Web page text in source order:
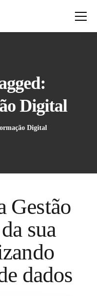
Digital
Digital
Gestão
sua
dados